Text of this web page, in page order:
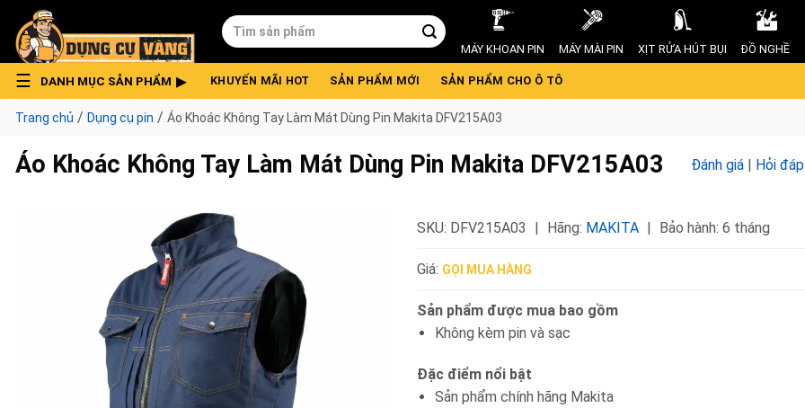
content
Tìm
kiếm:
MÁY KHOAN PIN MÁY MÀI PIN XỊT RỬA HÚT BỤI ĐỒ NGHỀ
DANH MỤC SẢN PHẨM KHUYẾN MÃI HOT SẢN PHẨM MỚI SẢN PHẨM CHO Ô TÔ
Trang chủ / Dụng cụ pin / Áo Khoác Không Tay Làm Mát Dùng Pin Makita DFV215A03
Áo Khoác Không Tay Làm Mát Dùng Pin Makita DFV215A03 Đánh giá | Hỏi đáp
SKU: DFV215A03 Hãng: MAKITA Bảo hành: 6 tháng
Giá: GỌI MUA HÀNG
Sản phẩm được mua bao gồm
Không kèm pin và sạc
Đặc điểm nổi bật
Sản phẩm chính hãng Makita